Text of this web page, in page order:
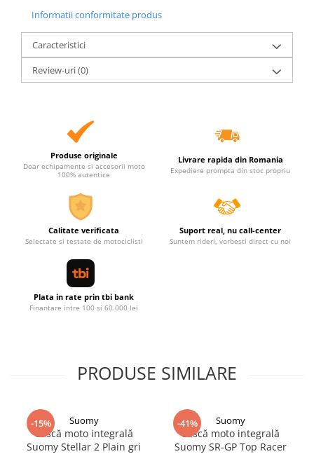
Informatii conformitate produs
Caracteristici
Review-uri(0)
Produse originale
Doar echipamente si accesorii moto
100% autentice
Livrare rapida din Romania
Expediere prompta din stoc propriu
Calitate verificata
Selectate si testate de motociclisti
Suport real, nu call-center
Suntem rideri, vorbesti direct cu noi
Plata in rate prin tbi bank
Finantare intre 100 si 60.000 lei
PRODUSE SIMILARE
-15% Suomy
Cască moto integrală
Suomy Stellar 2 Plain gri
-41% Suomy
Cască moto integrală
Suomy SR-GP Top Racer